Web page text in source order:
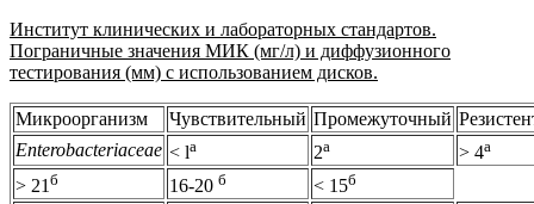
Институт клинических и лабораторных стандартов.
Пограничные значения МИК (мг/л) и диффузионного
тестирования (мм) с использованием дисков.
Микроорганизм Чувствительный Промежуточный
Enterobacteriaceae < la 2a > 4a
> 21 б 16-20 б < 15б